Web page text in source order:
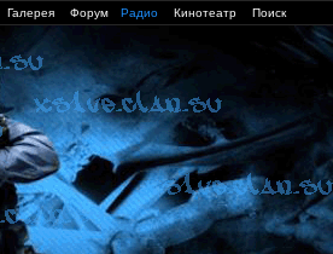
Галерея Форум Радио Кинотеатр Поиск